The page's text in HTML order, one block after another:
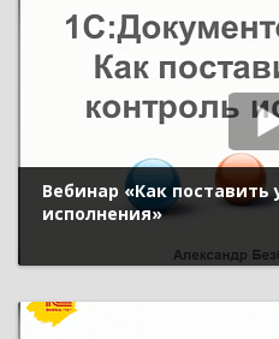
Вебинар «Как поставить
исполнения»